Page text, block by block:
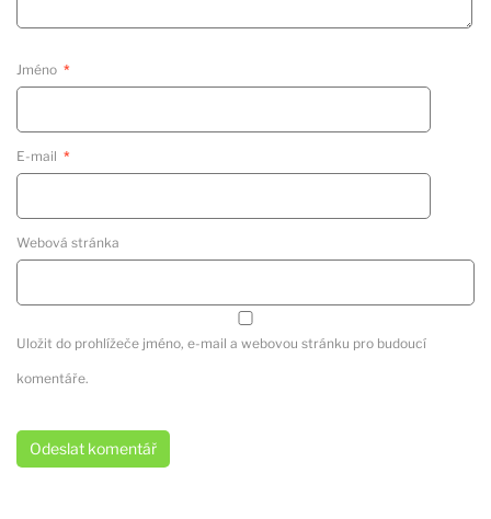
Jméno *
E-mail *
Webová stránka
Uložit do prohlížeče jméno, e-mail a webovou stránku pro budoucí
komentáře.